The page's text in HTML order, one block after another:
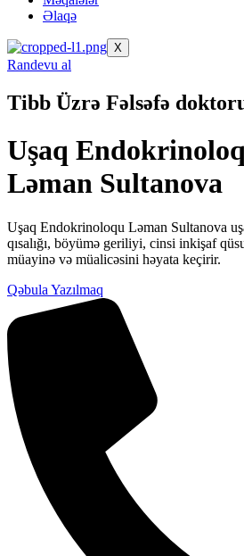
Əlaqə
X
Randevu al
Tibb Üzrə Fəlsəfə
Uşaq
Ləman Sultanova
Uşaq Endokrinoloqu Ləman Sultanova
qısalığı, böyümə geriliyi, cinsi inkişaf
müayinə və müalicəsini həyata keçirir.
Qəbula Yazılmaq